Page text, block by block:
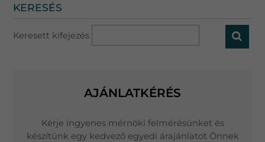
KERESÉS
Keresett kifejezés
AJÁNLATKÉRÉS
Kérje ingyenes mérnöki felmérésünket és
készítünk egy kedvező egyedi árajánlatot Önnek